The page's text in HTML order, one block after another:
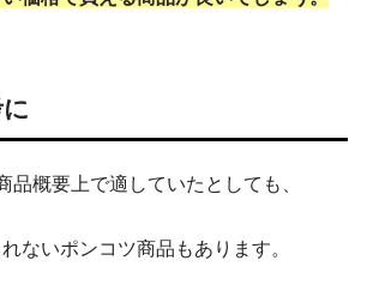
品概要上で適していたとしても、
ないポンコツ商品もあります。